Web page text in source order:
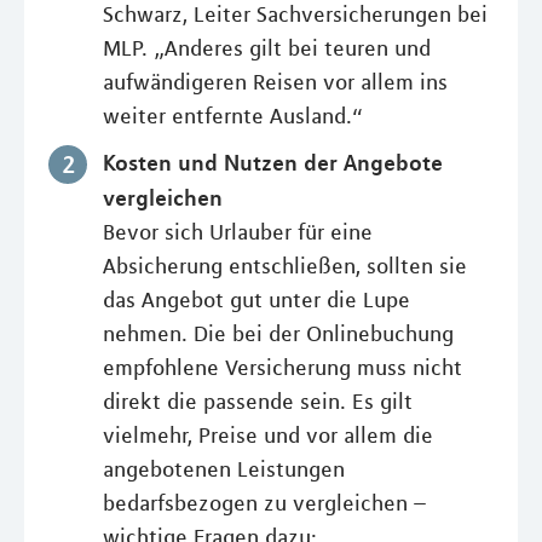
Schwarz, Leiter Sachversicherungen bei
MLP. „Anderes gilt bei teuren und
aufwändigeren Reisen vor allem ins
weiter entfernte Ausland.“
Kosten und Nutzen der Angebote
vergleichen
Bevor sich Urlauber für eine
Absicherung entschließen, sollten sie
das Angebot gut unter die Lupe
nehmen. Die bei der Onlinebuchung
empfohlene Versicherung muss nicht
direkt die passende sein. Es gilt
vielmehr, Preise und vor allem die
angebotenen Leistungen
bedarfsbezogen zu vergleichen –